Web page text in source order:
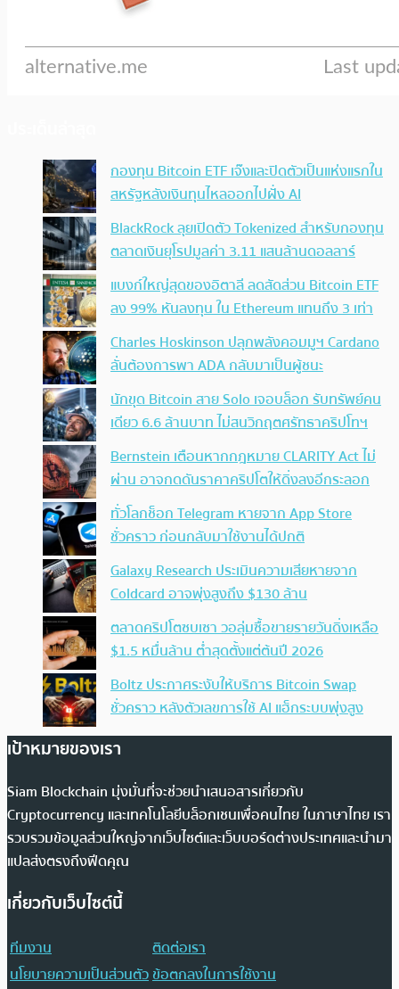
กองทุน Bitcoin ETF เจ๊งและปิดตัวเป็นแห่งแรกใน
สหรัฐหลังเงินทุนไหลออกไปฝั่ง AI
BlackRock ลุยเปิดตัว Tokenized สำหรับกองทุน
ตลาดเงินยุโรปมูลค่า 3.11 แสนล้านดอลลาร์
แบงก์ใหญ่สุดของอิตาลี ลดสัดส่วน Bitcoin ETF
ลง 99% หันลงทุน ใน Ethereum แทนถึง 3 เท่า
Charles Hoskinson ปลุกพลังคอมมูฯ Cardano
ลั่นต้องการพา ADA กลับมาเป็นผู้ชนะ
นักขุด Bitcoin สาย Solo เจอบล็อก รับทรัพย์คน
เดียว 6.6 ล้านบาท ไม่สนวิกฤตศรัทธาคริปโทฯ
Bernstein เตือนหากกฎหมาย CLARITY Act ไม่
ผ่าน อาจกดดันราคาคริปโตให้ดิ่งลงอีกระลอก
ทั่วโลกช็อก Telegram หายจาก App Store
ชั่วคราว ก่อนกลับมาใช้งานได้ปกติ
Galaxy Research ประเมินความเสียหายจาก
Coldcard อาจพุ่งสูงถึง $130 ล้าน
ตลาดคริปโตซบเซา วอลุ่มซื้อขายรายวันดิ่งเหลือ
$1.5 หมื่นล้าน ต่ำสุดตั้งแต่ต้นปี 2026
Boltz ประกาศระงับให้บริการ Bitcoin Swap
ชั่วคราว หลังตัวเลขการใช้ AI แฮ็กระบบพุ่งสูง
เป้าหมายของเรา
Siam Blockchain มุ่งมั่นที่จะช่วยนำเสนอสารเกี่ยวกับ
Cryptocurrency และเทคโนโลยีบล็อกเชนเพื่อคนไทย ในภาษาไทย เรา
รวบรวมข้อมูลส่วนใหญ่จากเว็บไซต์และเว็บบอร์ดต่างประเทศและนำมา
แปลส่งตรงถึงฟีดคุณ
เกี่ยวกับเว็บไซต์นี้
ทีมงาน
ติดต่อเรา
นโยบายความเป็นส่วนตัวข้อตกลงในการใช้งาน